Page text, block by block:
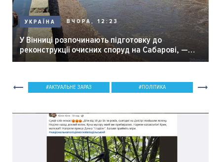
УКРАЇНА ВЧОРА, 12:23
У Вінниці розпочинають підготовку до
реконструкції очисних споруд на Сабарові, —
мер Вінниці.
АКТУАЛЬНЕ ЗАРАЗ ПОЛІТИКА